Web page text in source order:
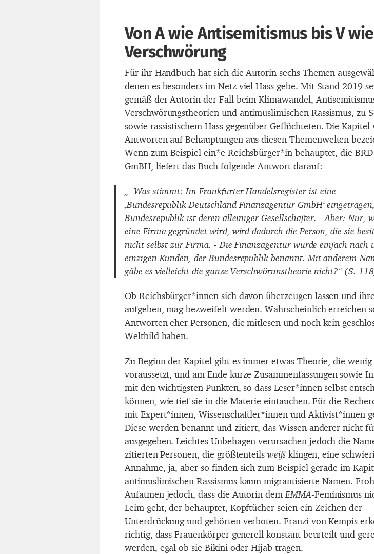
Von A wie Antisemitismus bis V wie
Verschwörung
Für ihr Handbuch hat sich die Autorin sechs Themen
denen es besonders im Netz viel Hass gebe. Mit Stand 2019
gemäß der Autorin der Fall beim Klimawandel,
Verschwörungstheorien und antimuslimischen Rassismus, zu
sowie rassistischem Hass gegenüber Geflüchteten. Die Kapitel
Antworten auf Behauptungen aus diesen Themenwelten
Wenn zum Beispiel ein*e Reichsbürger*in behauptet, die
GmBH, liefert das Buch folgende Antwort darauf:
„- Was stimmt: Im Frankfurter Handelsregister ist eine
‚Bundesrepublik Deutschland Finanzagentur GmbH‘
Bundesrepublik ist deren alleiniger Gesellschafter. - Aber: Nur,
eine Firma gegründet wird, wird dadurch die Person, die sie
nicht selbst zur Firma. - Die Finanzagentur wurde einfach nach
einzigen Kunden, der Bundesrepublik benannt. Mit anderem
gäbe es vielleicht die ganze Verschwörunstheorie nicht?“ (S.
Ob Reichsbürger*innen sich davon überzeugen lassen und
aufgeben, mag bezweifelt werden. Wahrscheinlich erreichen
Antworten eher Personen, die mitlesen und noch kein
Weltbild haben.
Zu Beginn der Kapitel gibt es immer etwas Theorie, die wenig
voraussetzt, und am Ende kurze Zusammenfassungen sowie
mit den wichtigsten Punkten, so dass Leser*innen selbst
können, wie tief sie in die Materie eintauchen. Für die
mit Expert*innen, Wissenschaftler*innen und Aktivist*innen
Diese werden benannt und zitiert, das Wissen anderer nicht
ausgegeben. Leichtes Unbehagen verursachen jedoch die
zitierten Personen, die größtenteilsweißklingen, eine
Annahme, ja, aber so finden sich zum Beispiel gerade im
antimuslimischen Rassismus kaum migrantisierte Namen.
Aufatmen jedoch, dass die Autorin demEMMA-Feminismus
Leim geht, der behauptet, Kopftücher seien ein Zeichen der
Unterdrückung und gehörten verboten. Franzi von Kempis
richtig, dass Frauenkörper generell konstant beurteilt und
werden, egal ob sie Bikini oder Hijab tragen.